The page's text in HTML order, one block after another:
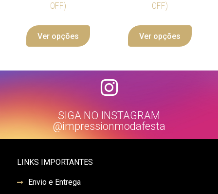
OFF)
Ver opções
OFF)
Ver opções
SIGA NO INSTAGRAM
@impressionmodafesta
LINKS IMPORTANTES
Envio e Entrega